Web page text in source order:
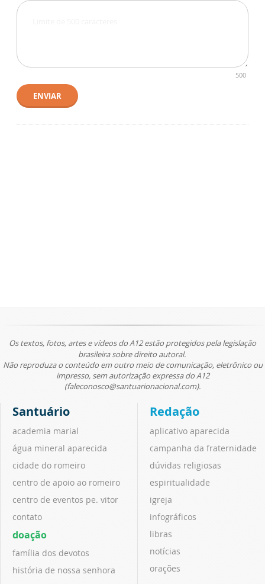
500
ENVIAR
Os textos, fotos, artes e vídeos do A12 estão protegidos pela legislação
brasileira sobre direito autoral.
Não reproduza o conteúdo em outro meio de comunicação, eletrônico ou
impresso, sem autorização expressa do A12
(faleconosco@santuarionacional.com).
Santuário
academia marial
água mineral aparecida
cidade do romeiro
centro de apoio ao romeiro
centro de eventos pe. vitor
contato
doação
família dos devotos
história de nossa senhora
Redação
aplicativo aparecida
campanha da fraternidade
dúvidas religiosas
espiritualidade
igreja
infográficos
libras
notícias
orações